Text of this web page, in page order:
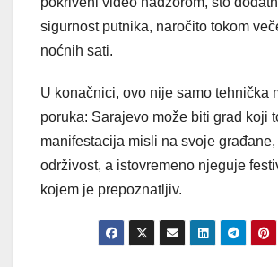
sigurnost putnika, naročito tokom
noćnih sati.
U konačnici, ovo nije samo tehnička
poruka: Sarajevo može biti grad koji
manifestacija misli na svoje građane,
održivost, a istovremeno njeguje
kojem je prepoznatljiv.